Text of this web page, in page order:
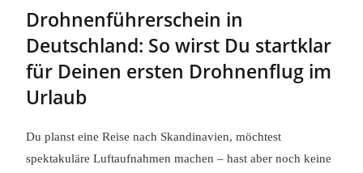
Drohnenführerschein in
Deutschland: So wirst Du startklar
für Deinen ersten Drohnenflug im
Urlaub
Du planst eine Reise nach Skandinavien, möchtest
spektakuläre Luftaufnahmen machen – hast aber noch keine